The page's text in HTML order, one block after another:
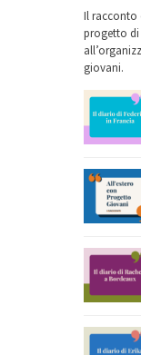
Il racconto
progetto
giovani.